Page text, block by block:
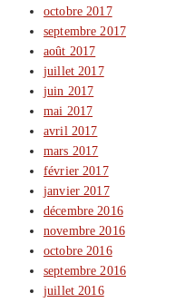
octobre 2017
septembre 2017
août 2017
juillet 2017
juin 2017
mai 2017
avril 2017
mars 2017
février 2017
janvier 2017
décembre 2016
novembre 2016
octobre 2016
septembre 2016
juillet 2016